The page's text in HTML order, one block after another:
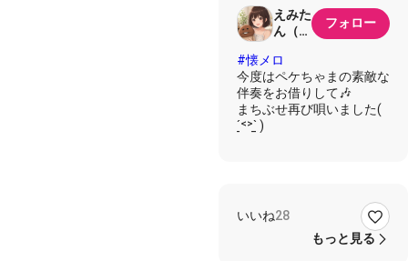
えみた
ん（旧
めこ）
フォロー
#懐メロ
今度はペケちゃまの素敵な
伴奏をお借りして🎶
まちぶせ再び唄いました(
いいね28
もっと見る